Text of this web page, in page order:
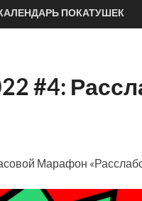
ПОКАТУШЕК
#4:
Марафон